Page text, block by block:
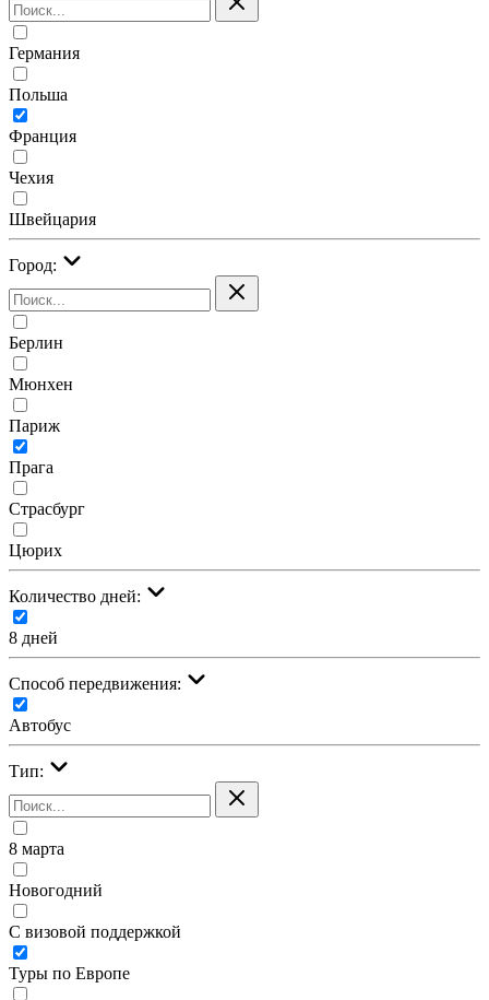
Германия
Польша
Франция
Чехия
Швейцария
Город:
Берлин
Мюнхен
Париж
Прага
Страсбург
Цюрих
Количество дней:
8 дней
Cпособ передвижения:
Автобус
Тип:
8 марта
Новогодний
С визовой поддержкой
Туры по Европе